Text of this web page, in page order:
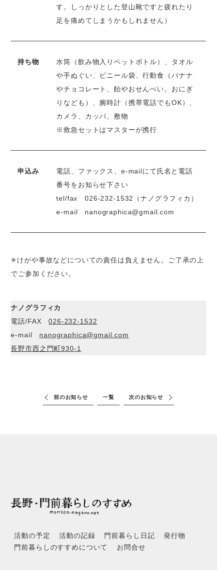
す。しっかりとした登山靴ですと疲れたり
足を痛めてしまうかもしれません）
持ち物
水筒（飲み物入りペットボトル）、タオル
や手ぬぐい、ビニール袋、行動食（バナナ
やチョコレート、飴やおせんべい。おにぎ
りなども）、腕時計（携帯電話でもOK）、
カメラ、カッパ、敷物
※救急セットはマスターが携行
申込み
電話、ファックス、e-mailにて氏名と電話
番号をお知らせ下さい
tel/fax026-232-1532
（ナノグラフィカ）
e-mail nanographica@gmail.com
✳︎けがや事故などについての責任は負えません。ご了承の上
でご参加ください。
ナノグラフィカ
電話/FAX026-232-1532
e-mail nanographica@gmail.com
長野市西之門町930-1
前のお知らせ 一覧 次のお知らせ
活動の予定 活動の記録 門前暮らし日記
発行物
門前暮らしのすすめについて
お問合せ